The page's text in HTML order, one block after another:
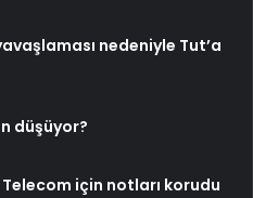
nedeniyle Tut’a
düşüyor?
için notları korudu